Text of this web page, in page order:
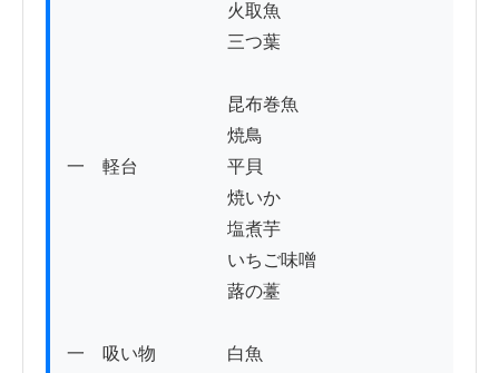
火取魚
三つ葉
昆布巻魚
焼鳥
一　軽台　　　　　平貝
焼いか
塩煮芋
いちご味噌
蕗の薹
一　吸い物　　　　白魚